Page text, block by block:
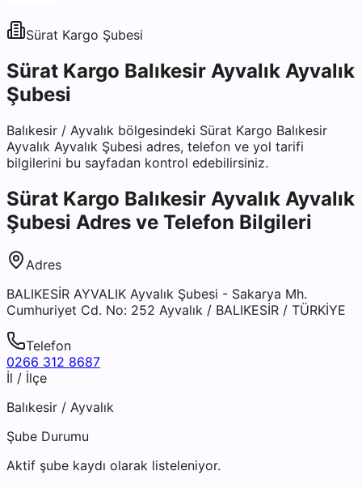
Sürat Kargo Şubesi
Sürat Kargo Balıkesir Ayvalık Ayvalık
Şubesi
Balıkesir / Ayvalık bölgesindeki Sürat Kargo Balıkesir
Ayvalık Ayvalık Şubesi adres, telefon ve yol tarifi
bilgilerini bu sayfadan kontrol edebilirsiniz.
Sürat Kargo Balıkesir Ayvalık Ayvalık
Şubesi Adres ve Telefon Bilgileri
Adres
BALIKESİR AYVALIK Ayvalık Şubesi - Sakarya Mh.
Cumhuriyet Cd. No: 252 Ayvalık / BALIKESİR / TÜRKİYE
Telefon
0266 312 8687
İl / İlçe
Balıkesir / Ayvalık
Şube Durumu
Aktif şube kaydı olarak listeleniyor.